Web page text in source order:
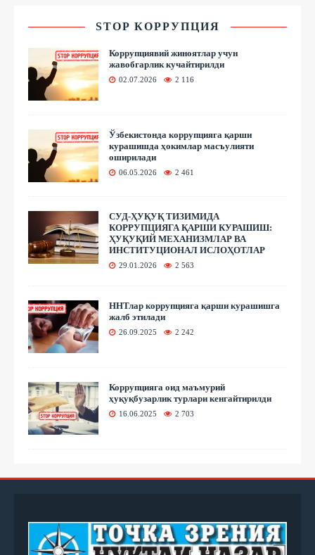
STOP КОРРУПЦИЯ
Коррупциявий жиноятлар учун
жавобгарлик кучайтирилди
02.07.2026 2 116
Ўзбекистонда коррупцияга қарши
курашишда ҳокимлар масъулияти
оширилади
06.05.2026 2 461
СУД-ҲУҚУҚ ТИЗИМИДА
КОРРУПЦИЯГА ҚАРШИ КУРАШИШ:
ҲУҚУҚИЙ МЕХАНИЗМЛАР ВА
ИНСТИТУЦИОНАЛ ИСЛОҲОТЛАР
29.01.2026 2 563
ННТлар коррупцияга қарши курашишга
жалб этилади
26.09.2025 2 242
Коррупцияга оид маъмурий
ҳуқуқбузарлик турлари кенгайтирилди
16.06.2025 2 703